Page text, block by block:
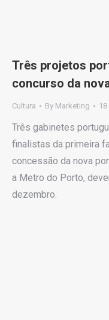
Três projetos
concurso da
Cultura By Marketing
Três gabinetes
finalistas da primeira
concessão da nova
a Metro do Porto,
dezembro.